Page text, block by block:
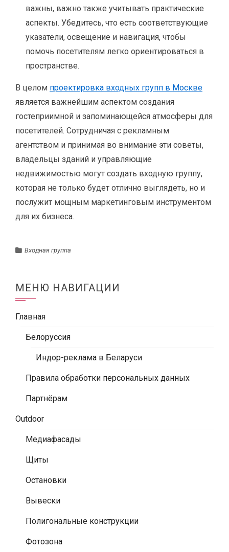
важны, важно также учитывать практические
аспекты. Убедитесь, что есть соответствующие
указатели, освещение и навигация, чтобы
помочь посетителям легко ориентироваться в
пространстве.
В целом проектировка входных групп в Москве
является важнейшим аспектом создания
гостеприимной и запоминающейся атмосферы для
посетителей. Сотрудничая с рекламным
агентством и принимая во внимание эти советы,
владельцы зданий и управляющие
недвижимостью могут создать входную группу,
которая не только будет отлично выглядеть, но и
послужит мощным маркетинговым инструментом
для их бизнеса.
Входная группа
МЕНЮ НАВИГАЦИИ
Главная
Белоруссия
Индор-реклама в Беларуси
Правила обработки персональных данных
Партнёрам
Outdoor
Медиафасады
Щиты
Остановки
Вывески
Полигональные конструкции
Фотозона